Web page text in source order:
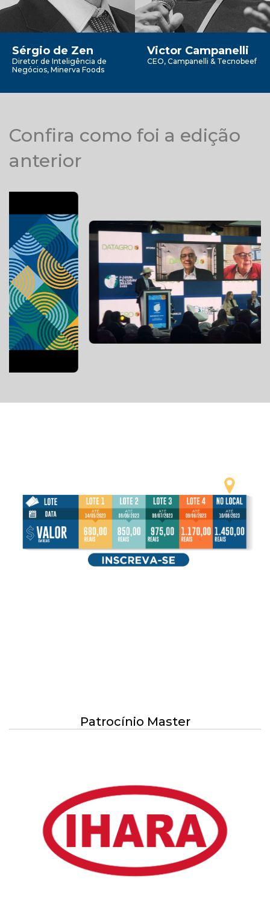
Sérgio de Zen
Diretor de Inteligência de
Negócios, Minerva Foods
Victor Campanelli
CEO, Campanelli & Tecnobeef
Confira como foi a edição
anterior
Patrocínio Master